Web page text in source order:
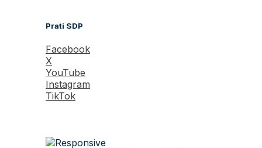
Prati SDP
Facebook
X
YouTube
Instagram
TikTok